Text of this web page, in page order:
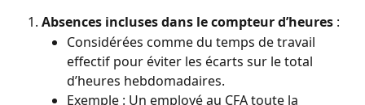
Absences incluses dans le compteur d’heures :
Considérées comme du temps de travail
effectif pour éviter les écarts sur le total
d’heures hebdomadaires.
Exemple : Un employé au CFA toute la